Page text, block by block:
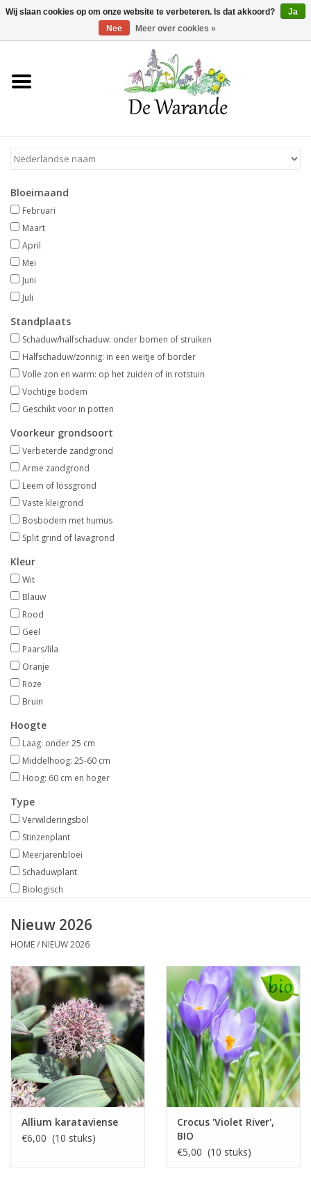
Winkelwagen >0 Artikelen - €0,00
Home
Voorjaarsbloeiers
Zomerbloeiers
Herfstbloeiers
Schaduwplanten
Aanbiedingen
Bodemverbetering
Overige producten
Advies
Onze tuinen!
Sterke Bollen Dagen
Nieuws
Bloeimaand
Februari
Maart
April
Mei
Juni
Juli
Standplaats
Schaduw/halfschaduw: onder bomen of struiken
Halfschaduw/zonnig: in een weitje of border
Volle zon en warm: op het zuiden of in rotstuin
Vochtige bodem
Geschikt voor in potten
Voorkeur grondsoort
Verbeterde zandgrond
Arme zandgrond
Leem of lössgrond
Vaste kleigrond
Bosbodem met humus
Split grind of lavagrond
Kleur
Wit
Blauw
Rood
Geel
Paars/lila
Oranje
Roze
Bruin
Hoogte
Laag: onder 25 cm
Middelhoog: 25-60 cm
Hoog: 60 cm en hoger
Type
Verwilderingsbol
Stinzenplant
Meerjarenbloei
Schaduwplant
Biologisch
Nieuw 2026
HOME/ NIEUW 2026
Allium karataviense
€6,00 (10 stuks)
Crocus 'Violet River',
BIO
€5,00 (10 stuks)
Wij slaan cookies op om onze website te verbeteren. Is dat akkoord?
Ja
Nee
Meer over cookies »